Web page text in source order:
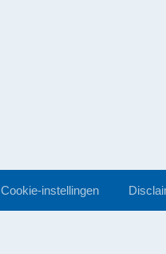
Cookie-instellingen